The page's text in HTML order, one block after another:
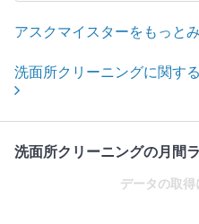
アスクマイスターをもっと
洗面所クリーニングに関す
洗面所クリーニングの月間
データの取得